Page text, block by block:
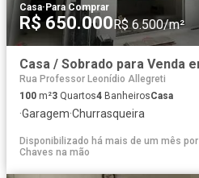
Casa·Para Comprar
R$ 650.000R$ 6.500/m²
Rua Professor Leonídio Allegreti
100 m²3 Quartos4 BanheirosCasa
·Garagem·Churrasqueira
Disponibilizado há mais de um mês por
Chaves na mão